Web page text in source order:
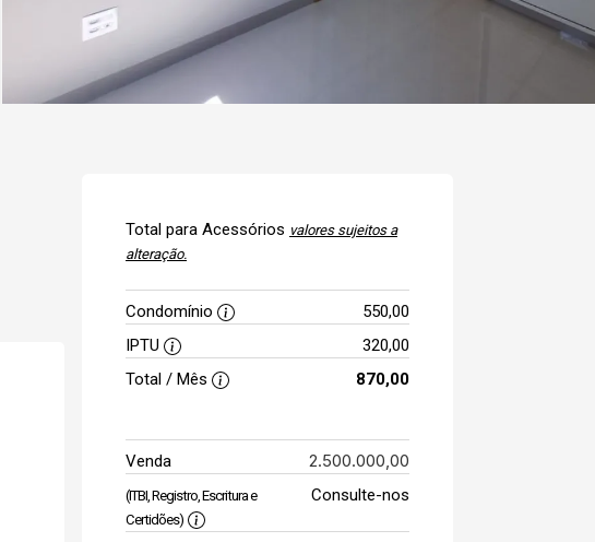
Total para Acessórios valores sujeitos a
alteração.
Condomínio
550,00
IPTU
320,00
Total / Mês
870,00
Venda 2.500.000,00
(ITBI, Registro, Escritura e
Certidões)
Consulte-nos